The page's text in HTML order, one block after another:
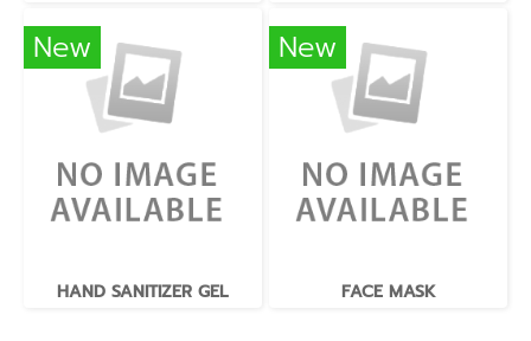
New
HAND SANITIZER GEL
New
FACE MASK